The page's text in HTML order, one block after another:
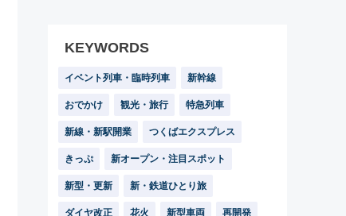
KEYWORDS
イベント列車・臨時列車 新幹線
おでかけ 観光・旅行 特急列車
新線・新駅開業 つくばエクスプレス
きっぷ 新オープン・注目スポット
新型・更新 新・鉄道ひとり旅
ダイヤ改正 花火 新型車両 再開発